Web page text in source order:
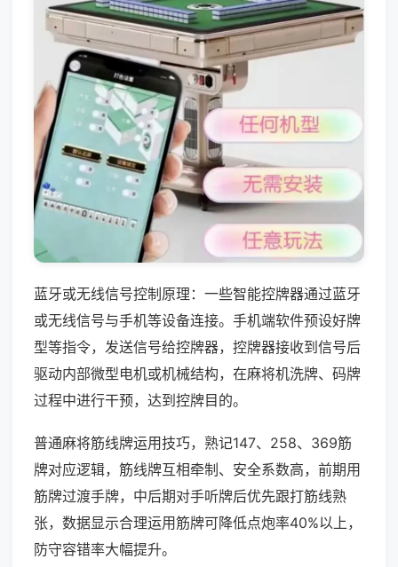
蓝牙或无线信号控制原理：一些智能控牌器通过蓝牙
或无线信号与手机等设备连接。手机端软件预设好牌
型等指令，发送信号给控牌器，控牌器接收到信号后
驱动内部微型电机或机械结构，在麻将机洗牌、码牌
过程中进行干预，达到控牌目的。
普通麻将筋线牌运用技巧，熟记147、258、369筋
牌对应逻辑，筋线牌互相牵制、安全系数高，前期用
筋牌过渡手牌，中后期对手听牌后优先跟打筋线熟
张，数据显示合理运用筋牌可降低点炮率40%以上，
防守容错率大幅提升。